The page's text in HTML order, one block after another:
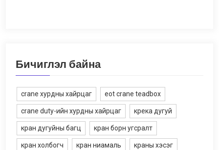
Бичиглэл байна
crane хурдны хайрцаг eot crane teadbox
crane duty-ийн хурдны хайрцаг крека дугуй
кран дугуйны багц кран борн угсралт
кран холбогч кран ниамаль краны хэсэг